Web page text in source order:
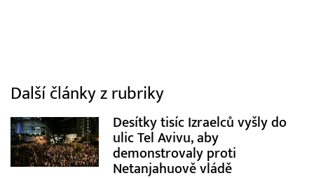
Další články z rubriky
Desítky tisíc Izraelců vyšly do
ulic Tel Avivu, aby
demonstrovaly proti
Netanjahuově vládě